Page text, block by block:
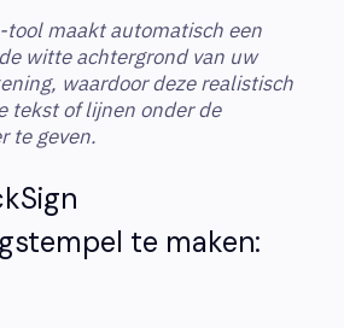
tool maakt automatisch een
witte achtergrond van uw
waardoor deze realistisch
tekst of lijnen onder de
te geven.
te maken: